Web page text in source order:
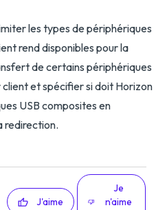
les types de périphériques
rend disponibles pour la
de certains périphériques
client et spécifier si doit Horizon
USB composites en
redirection.
J'aime
Je
n'aime